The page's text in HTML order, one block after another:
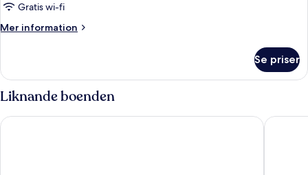
Gratis wi-fi
Mer information
Mer
Se priser
Liknande boenden
Hampton By Hilton Budapest City Centre Hilton